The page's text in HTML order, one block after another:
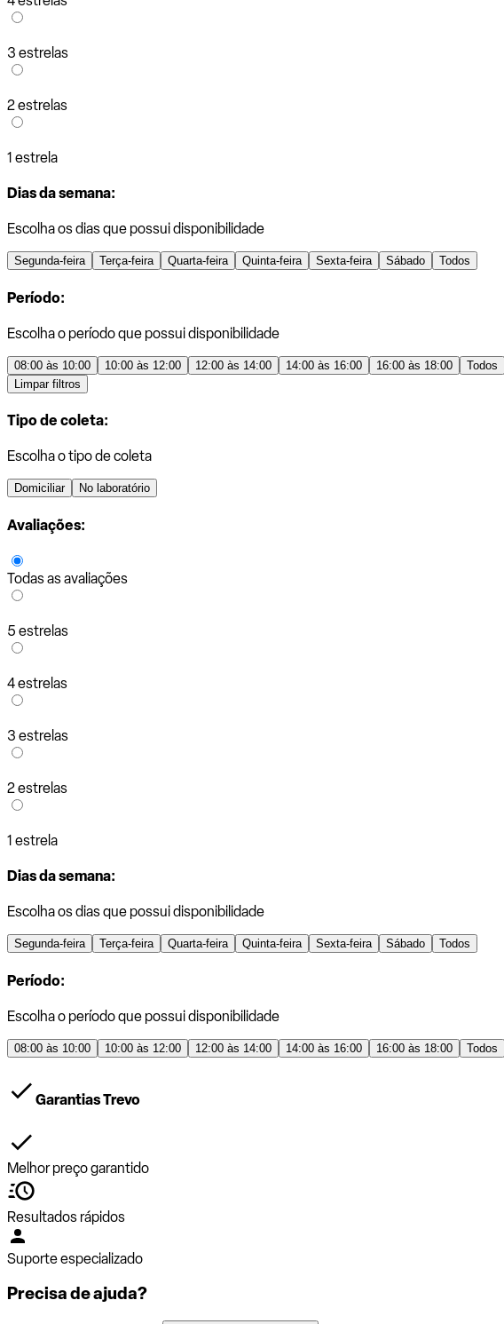
3 estrelas
2 estrelas
1 estrela
Dias da semana:
Escolha os dias que possui disponibilidade
Segunda-feira Terça-feira Quarta-feira Quinta-feira Sexta-feira Sábado Todos
Período:
Escolha o período que possui disponibilidade
08:00 às 10:00 10:00 às 12:00 12:00 às 14:00 14:00 às 16:00 16:00 às 18:00
Todos
Limpar filtros
Tipo de coleta:
Escolha o tipo de coleta
Domiciliar No laboratório
Avaliações:
Todas as avaliações
5 estrelas
4 estrelas
3 estrelas
2 estrelas
1 estrela
Dias da semana:
Escolha os dias que possui disponibilidade
Segunda-feira Terça-feira Quarta-feira Quinta-feira Sexta-feira Sábado Todos
Período:
Escolha o período que possui disponibilidade
08:00 às 10:00 10:00 às 12:00 12:00 às 14:00 14:00 às 16:00 16:00 às 18:00 Todos
Garantias Trevo
Melhor preço garantido
Resultados rápidos
Suporte especializado
Precisa de ajuda?